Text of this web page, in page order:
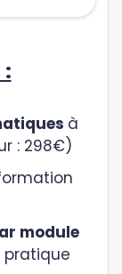
à
: 298€)
module